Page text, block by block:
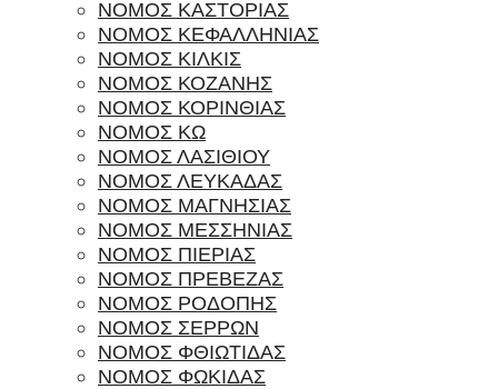
ΝΟΜΟΣ ΚΑΣΤΟΡΙΑΣ
ΝΟΜΟΣ ΚΕΦΑΛΛΗΝΙΑΣ
ΝΟΜΟΣ ΚΙΛΚΙΣ
ΝΟΜΟΣ ΚΟΖΑΝΗΣ
ΝΟΜΟΣ ΚΟΡΙΝΘΙΑΣ
ΝΟΜΟΣ ΚΩ
ΝΟΜΟΣ ΛΑΣΙΘΙΟΥ
ΝΟΜΟΣ ΛΕΥΚΑΔΑΣ
ΝΟΜΟΣ ΜΑΓΝΗΣΙΑΣ
ΝΟΜΟΣ ΜΕΣΣΗΝΙΑΣ
ΝΟΜΟΣ ΠΙΕΡΙΑΣ
ΝΟΜΟΣ ΠΡΕΒΕΖΑΣ
ΝΟΜΟΣ ΡΟΔΟΠΗΣ
ΝΟΜΟΣ ΣΕΡΡΩΝ
ΝΟΜΟΣ ΦΘΙΩΤΙΔΑΣ
ΝΟΜΟΣ ΦΩΚΙΔΑΣ